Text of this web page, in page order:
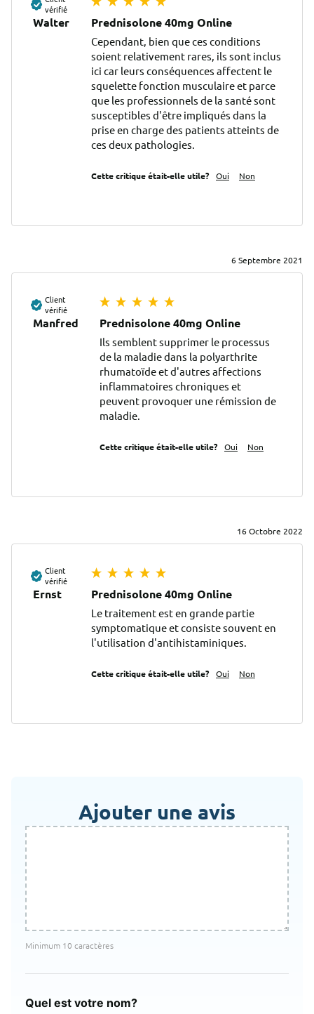
vérifié
Walter Prednisolone 40mg Online
Cependant, bien que ces conditions
soient relativement rares, ils sont inclus
ici car leurs conséquences affectent le
squelette fonction musculaire et parce
que les professionnels de la santé sont
susceptibles d'être impliqués dans la
prise en charge des patients atteints de
ces deux pathologies.
Cette critique était-elle utile? Oui Non
6 Septembre 2021
Client
vérifié
Manfred Prednisolone 40mg Online
Ils semblent supprimer le processus
de la maladie dans la polyarthrite
rhumatoïde et d'autres affections
inflammatoires chroniques et
peuvent provoquer une rémission de
maladie.
Cette critique était-elle utile? Oui Non
16 Octobre 2022
Client
vérifié
Ernst Prednisolone 40mg Online
Le traitement est en grande partie
symptomatique et consiste souvent en
l'utilisation d'antihistaminiques.
Cette critique était-elle utile? Oui Non
Ajouter une avis
Minimum 10 caractères
Quel est votre nom?